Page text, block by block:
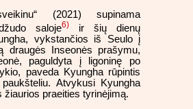
(2021) supinama
saloje6) ir šių dienų
vykstančios iš Seulo į
draugės Inseonės prašymu,
paguldyta į ligoninę po
paveda Kyungha rūpintis
Atvykusi Kyungha
žiaurios praeities tyrinėjimą.